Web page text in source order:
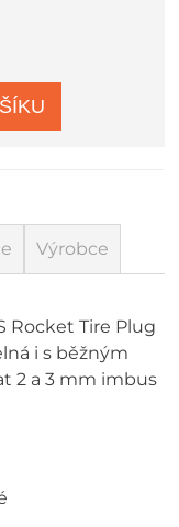
Výrobce
Rocket Tire Plug
i s běžným
2 a 3 mm imbus